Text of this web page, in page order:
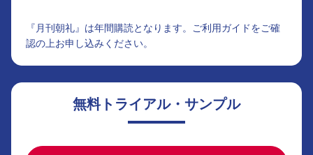
『月刊朝礼』は年間購読となります。ご利用ガイドをご確
認の上お申し込みください。
無料トライアル・サンプル